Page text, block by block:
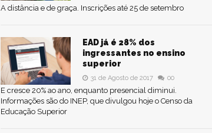
A distância e de graça. Inscrições até 25 de setembro
EAD já é 28% dos
ingressantes no ensino
superior
31 de Agosto de 2017 00
E cresce 20% ao ano, enquanto presencial diminui.
Informações são do INEP, que divulgou hoje o Censo da
Educação Superior